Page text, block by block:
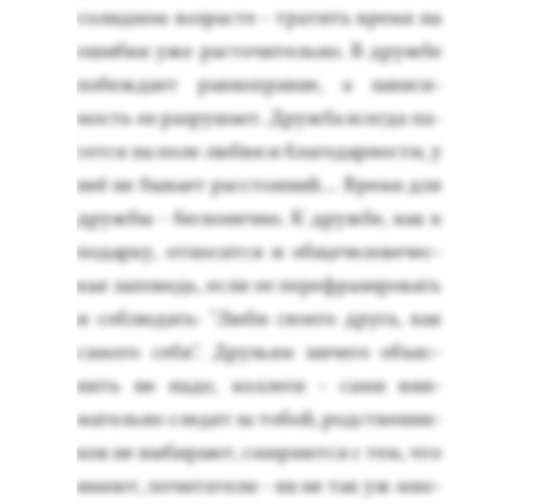
со­лид­ном воз­расте - тра­тить вре­мя на
ошиб­ки уже рас­то­читель­но. В друж­бе
по­беж­да­ет рав­нопра­вие, а за­виси­
мость ее раз­ру­ша­ет. Друж­ба всег­да па­
сет­ся на по­ле люб­ви и бла­годар­ности, у
неё не бы­ва­ет рас­сто­яний… Вре­мя для
друж­бы - бес­ко­неч­но. К друж­бе, как к
по­дар­ку, от­но­сит­ся и об­ще­чело­вечес­
кая за­поведь, ес­ли ее пе­реф­ра­зиро­вать
и соб­лю­дать: "Лю­би сво­его дру­га, как
са­мого се­бя". Друзь­ям ни­чего объ­яс­
нять не на­до, кол­ле­ги - са­ми вни­
матель­но сле­дят за то­бой, родс­твен­ни­
ков не вы­бира­ют, сми­ря­ют­ся с тем, что
име­ют, по­чита­тели - их не так уж мно­